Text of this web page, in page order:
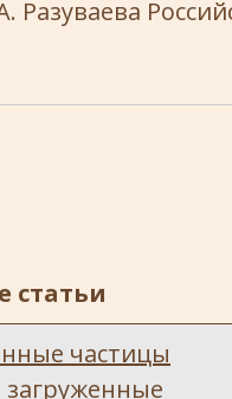
Разуваева
статьи
частицы
загруженные